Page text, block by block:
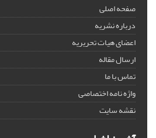
صفحه اصلی
درباره نشریه
اعضای هیات تحریریه
ارسال مقاله
تماس با ما
واژه نامه اختصاصی
نقشه سایت